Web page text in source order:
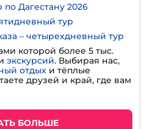
Дагестану 2026
тур
– четырехдневный тур
которой более 5 тыс.
экскурсий. Выбирая нас,
отдых и тёплые
друзей и край, где вам
БОЛЬШЕ